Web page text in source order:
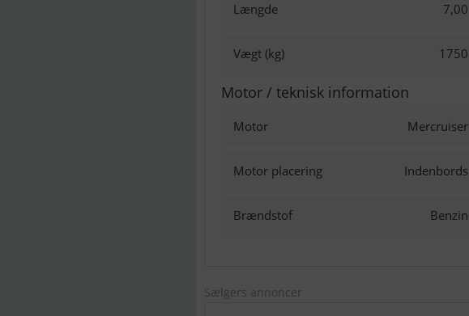
Længde 7,00
Vægt (kg) 1750
Motor / teknisk information
Motor Mercruiser
Motor placering Indenbords
Brændstof Benzin
Sælgers annoncer